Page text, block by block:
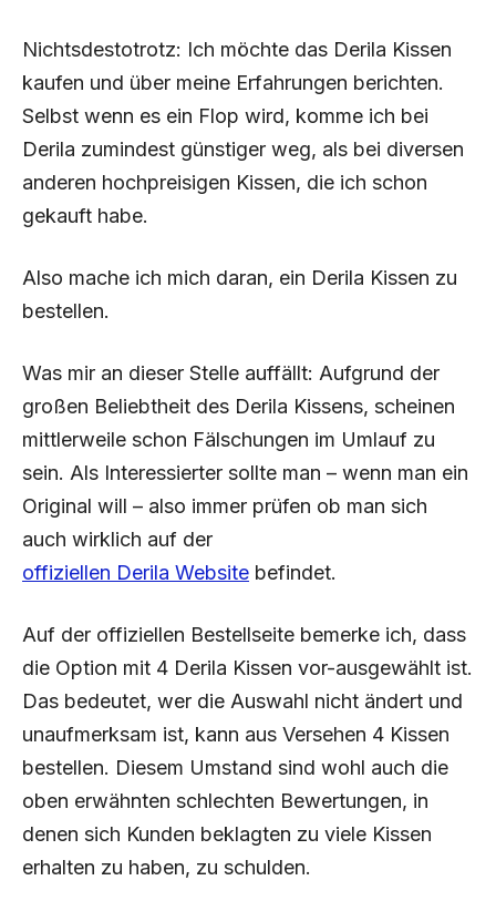
Nichtsdestotrotz: Ich möchte das Derila Kissen
kaufen und über meine Erfahrungen berichten.
Selbst wenn es ein Flop wird, komme ich bei
Derila zumindest günstiger weg, als bei diversen
anderen hochpreisigen Kissen, die ich schon
gekauft habe.
Also mache ich mich daran, ein Derila Kissen zu
bestellen.
Was mir an dieser Stelle auffällt: Aufgrund der
großen Beliebtheit des Derila Kissens, scheinen
mittlerweile schon Fälschungen im Umlauf zu
sein. Als Interessierter sollte man – wenn man ein
Original will – also immer prüfen ob man sich
auch wirklich auf der
offiziellen Derila Website befindet.
Auf der offiziellen Bestellseite bemerke ich, dass
die Option mit 4 Derila Kissen vor-ausgewählt ist.
Das bedeutet, wer die Auswahl nicht ändert und
unaufmerksam ist, kann aus Versehen 4 Kissen
bestellen. Diesem Umstand sind wohl auch die
oben erwähnten schlechten Bewertungen, in
denen sich Kunden beklagten zu viele Kissen
erhalten zu haben, zu schulden.